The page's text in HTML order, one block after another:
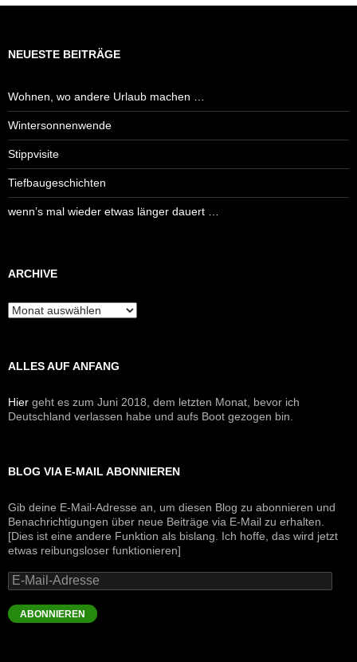
NEUESTE BEITRÄGE
Wohnen, wo andere Urlaub machen …
Wintersonnenwende
Stippvisite
Tiefbaugeschichten
wenn’s mal wieder etwas länger dauert …
ARCHIVE
Archive
ALLES AUF ANFANG
Hier geht es zum Juni 2018, dem letzten Monat, bevor ich
Deutschland verlassen habe und aufs Boot gezogen bin.
BLOG VIA E-MAIL ABONNIEREN
Gib deine E-Mail-Adresse an, um diesen Blog zu abonnieren und
Benachrichtigungen über neue Beiträge via E-Mail zu erhalten.
[Dies ist eine andere Funktion als bislang. Ich hoffe, das wird jetzt
etwas reibungsloser funktionieren]
E-
Mail-
Adresse
ABONNIEREN